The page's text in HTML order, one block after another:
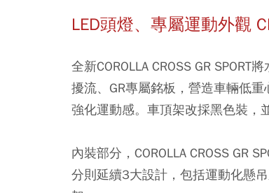
LED頭燈、專屬運動外觀
全新COROLLA CROSS GR
擾流、GR專屬銘板，營造車輛低
強化運動感。車頂架改採黑色裝，
內裝部分，COROLLA CROSS GR
分則延續3大設計，包括運動化懸